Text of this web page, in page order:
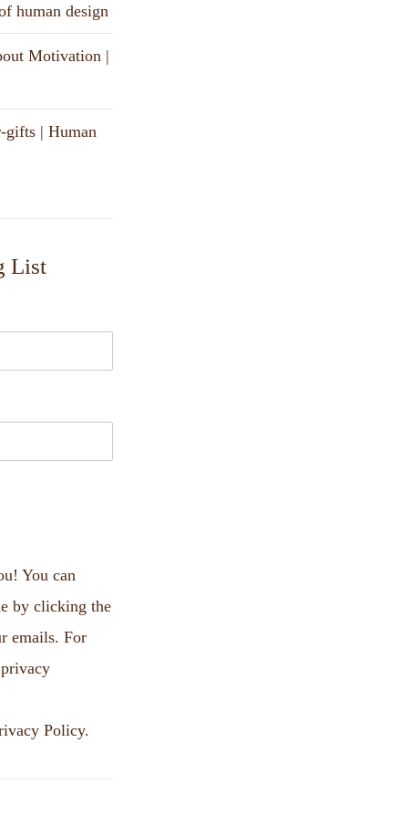
human design
Motivation |
gifts | Human
List
You can
by clicking the
emails. For
Policy.